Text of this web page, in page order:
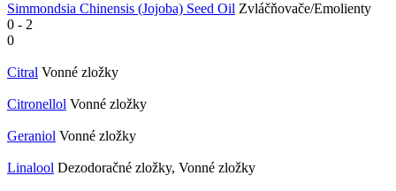
Simmondsia Chinensis (Jojoba) Seed Oil Zvláčňovače/Emolienty
0 - 2
0
Citral Vonné zložky
Citronellol Vonné zložky
Geraniol Vonné zložky
Linalool Dezodoračné zložky, Vonné zložky